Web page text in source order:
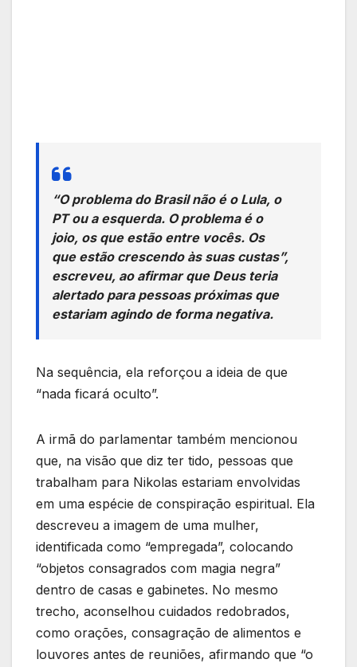
“O problema do Brasil não é o Lula, o
PT ou a esquerda. O problema é o
joio, os que estão entre vocês. Os
que estão crescendo às suas custas”,
escreveu, ao afirmar que Deus teria
alertado para pessoas próximas que
estariam agindo de forma negativa.
Na sequência, ela reforçou a ideia de que
“nada ficará oculto”.
A irmã do parlamentar também mencionou
que, na visão que diz ter tido, pessoas que
trabalham para Nikolas estariam envolvidas
em uma espécie de conspiração espiritual. Ela
descreveu a imagem de uma mulher,
identificada como “empregada”, colocando
“objetos consagrados com magia negra”
dentro de casas e gabinetes. No mesmo
trecho, aconselhou cuidados redobrados,
como orações, consagração de alimentos e
louvores antes de reuniões, afirmando que “o